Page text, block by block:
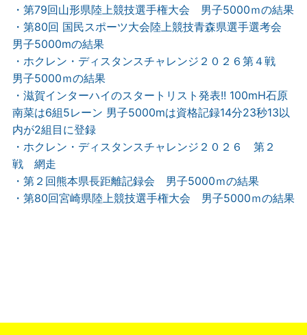
・第79回山形県陸上競技選手権大会 男子5000ｍの結果
・第80回 国民スポーツ大会陸上競技青森県選手選考会
男子5000mの結果
・ホクレン・ディスタンスチャレンジ２０２６第４戦
男子5000ｍの結果
・滋賀インターハイのスタートリスト発表!! 100mH石原
南菜は6組5レーン 男子5000mは資格記録14分23秒13以
内が2組目に登録
・ホクレン・ディスタンスチャレンジ２０２６ 第２
戦 網走
・第２回熊本県長距離記録会 男子5000ｍの結果
・第80回宮崎県陸上競技選手権大会 男子5000ｍの結果